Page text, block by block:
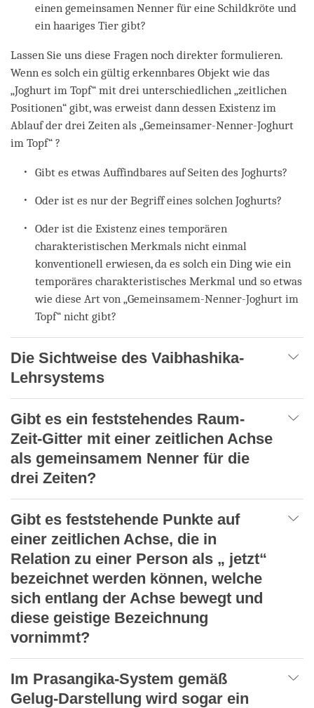
einen gemeinsamen Nenner für eine Schildkröte und
ein haariges Tier gibt?
Lassen Sie uns diese Fragen noch direkter formulieren.
Wenn es solch ein gültig erkennbares Objekt wie das
„Joghurt im Topf“ mit drei unterschiedlichen „zeitlichen
Positionen“ gibt, was erweist dann dessen Existenz im
Ablauf der drei Zeiten als „Gemeinsamer-Nenner-Joghurt
im Topf“ ?
Gibt es etwas Auffindbares auf Seiten des Joghurts?
Oder ist es nur der Begriff eines solchen Joghurts?
Oder ist die Existenz eines temporären
charakteristischen Merkmals nicht einmal
konventionell erwiesen, da es solch ein Ding wie ein
temporäres charakteristisches Merkmal und so etwas
wie diese Art von „Gemeinsamem-Nenner-Joghurt im
Topf“ nicht gibt?
Die Sichtweise des Vaibhashika-
Lehrsystems
Gibt es ein feststehendes Raum-
Zeit-Gitter mit einer zeitlichen Achse
als gemeinsamem Nenner für die
drei Zeiten?
Gibt es feststehende Punkte auf
einer zeitlichen Achse, die in
Relation zu einer Person als „ jetzt“
bezeichnet werden können, welche
sich entlang der Achse bewegt und
diese geistige Bezeichnung
vornimmt?
Im Prasangika-System gemäß
Gelug-Darstellung wird sogar ein